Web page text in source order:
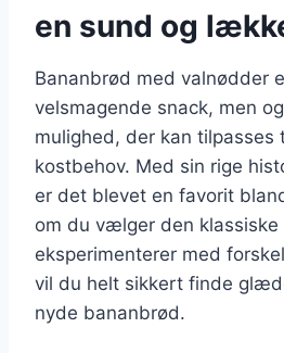
en sund og
Bananbrød med valnødder
velsmagende snack, men
mulighed, der kan tilpasses
kostbehov. Med sin rige
er det blevet en favorit
om du vælger den klassiske
eksperimenterer med
vil du helt sikkert finde
nyde bananbrød.